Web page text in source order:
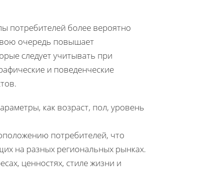
потребителей более вероятно
очередь повышает
следует учитывать при
и поведенческие
как возраст, пол, уровень
потребителей, что
на разных региональных рынках.
ценностях, стиле жизни и